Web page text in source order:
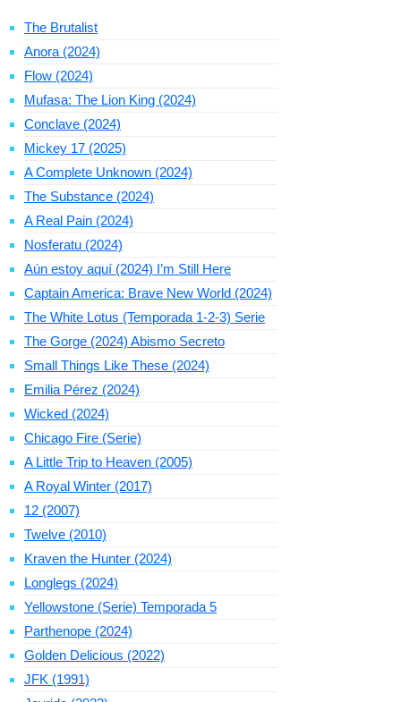
The Brutalist
Anora (2024)
Flow (2024)
Mufasa: The Lion King (2024)
Conclave (2024)
Mickey 17 (2025)
A Complete Unknown (2024)
The Substance (2024)
A Real Pain (2024)
Nosferatu (2024)
Aún estoy aquí (2024) I’m Still Here
Captain America: Brave New World (2024)
The White Lotus (Temporada 1-2-3) Serie
The Gorge (2024) Abismo Secreto
Small Things Like These (2024)
Emilia Pérez (2024)
Wicked (2024)
Chicago Fire (Serie)
A Little Trip to Heaven (2005)
A Royal Winter (2017)
12 (2007)
Twelve (2010)
Kraven the Hunter (2024)
Longlegs (2024)
Yellowstone (Serie) Temporada 5
Parthenope (2024)
Golden Delicious (2022)
JFK (1991)